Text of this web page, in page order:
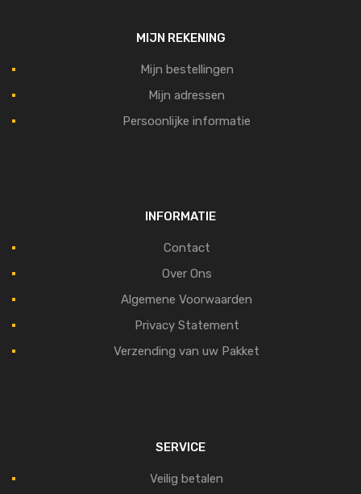
MIJN REKENING
Mijn bestellingen
Mijn adressen
Persoonlijke informatie
INFORMATIE
Contact
Over Ons
Algemene Voorwaarden
Privacy Statement
Verzending van uw Pakket
SERVICE
Veilig betalen